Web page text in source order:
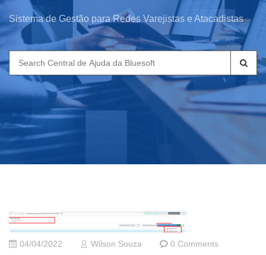
Sistema de Gestão para Redes Varejistas e Atacadistas
Search
for:
04/04/2022 Wilson Souza 0 Comments